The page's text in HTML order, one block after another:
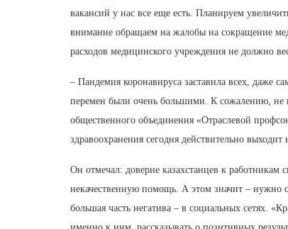
вакансий у нас все еще есть. Планируем
внимание обращаем на жалобы на сокращение
расходов медицинского учреждения не должно
– Пандемия коронавируса заставила всех, даже
перемен были очень большими. К сожалению, не
общественного объединения «Отраслевой
здравоохранения сегодня действительно
Он отмечал: доверие казахстанцев к работникам
некачественную помощь. А этом значит – нужно
большая часть негатива – в социальных сетях.